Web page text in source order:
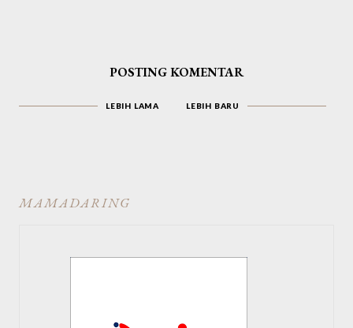
POSTING KOMENTAR
LEBIH LAMA LEBIH BARU
MAMADARING